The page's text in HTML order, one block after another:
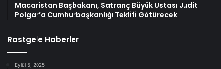
Macaristan Başbakanı, Satranç Büyük Ustası Judit
Polgar’a Cumhurbaşkanlığı Teklifi Götürecek
Rastgele Haberler
Eylül 5, 2025